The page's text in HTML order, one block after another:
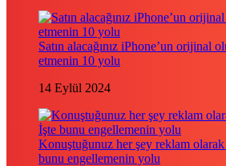
Satın alacağınız iPhone’un orijinal
etmenin 10 yolu
14 Eylül 2024
Konuştuğunuz her şey reklam olarak
bunu engellemenin yolu